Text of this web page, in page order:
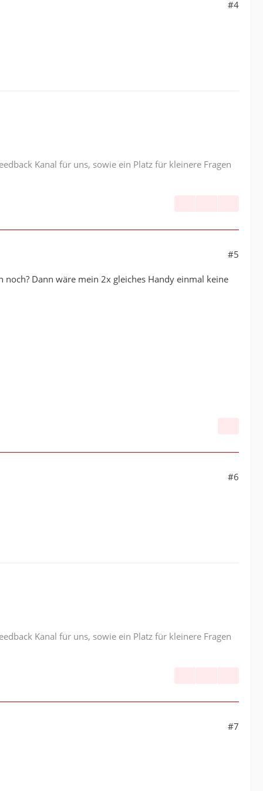
#4
Kanal für uns, sowie ein Platz für kleinere Fragen
#5
Dann wäre mein 2x gleiches Handy einmal keine
#6
Kanal für uns, sowie ein Platz für kleinere Fragen
#7